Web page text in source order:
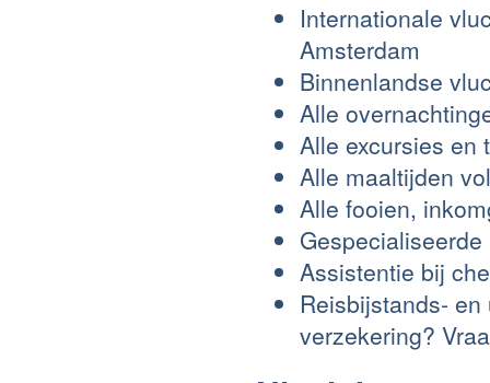
Internationale
Amsterdam
Binnenlandse
Alle
Alle excursies en
Alle maaltijden
Alle fooien,
Assistentie bij
Reisbijstands-
verzekering?